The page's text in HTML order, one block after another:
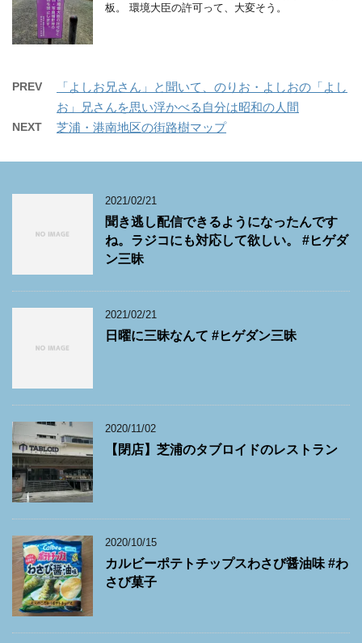
板。 環境大臣の許可って、大変そう。
PREV
「よしお兄さん」と聞いて、のりお・よしおの「よし
お」兄さんを思い浮かべる自分は昭和の人間
NEXT 芝浦・港南地区の街路樹マップ
2021/02/21
聞き逃し配信できるようになったんです
ね。ラジコにも対応して欲しい。 #ヒゲダ
ン三昧
2021/02/21
日曜に三昧なんて #ヒゲダン三昧
2020/11/02
【閉店】芝浦のタブロイドのレストラン
2020/10/15
カルビーポテトチップスわさび醤油味 #わ
さび菓子